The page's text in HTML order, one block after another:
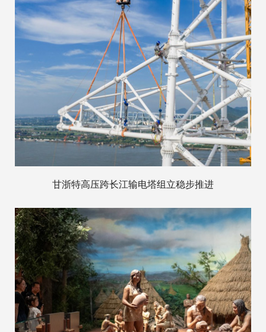
甘浙特高压跨长江输电塔组立稳步推进